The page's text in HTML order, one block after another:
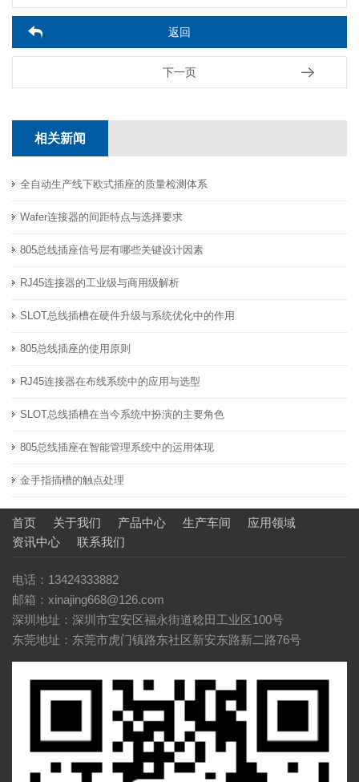
返回
下一页
相关新闻
全自动生产线下欧式插座的质量检测体系
Wafer连接器的间距特点与选择要求
805总线插座信号层有哪些关键设计因素
RJ45连接器的工业级与商用级解析
SLOT总线插槽在硬件升级与系统优化中的作用
805总线插座的使用原则
RJ45连接器在布线系统中的应用与选型
SLOT总线插槽在当今系统中扮演的主要角色
805总线插座在智能管理系统中的运用体现
金手指插槽的触点处理
首页 关于我们 产品中心 生产车间
应用领域
资讯中心
联系我们
电话：13424333882
邮箱：xinajing668@126.com
深圳地址：深圳市宝安区福永街道稔田工业区100号
东莞地址：东莞市虎门镇路东社区新安东路新二路76号